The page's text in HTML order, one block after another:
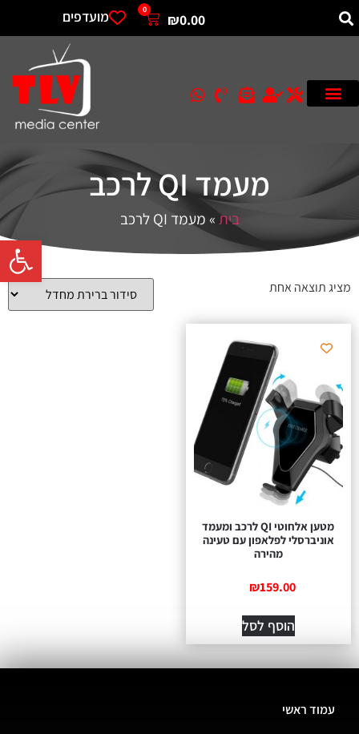
פתח
₪0.00
0 מועדפים
מעמד QI לרכב
בית»מעמד QI לרכב
מציג תוצאה אחת
מטען אלחוטי QI לרכב ומעמד
אוניברסלי לפלאפון עם טעינה
מהירה
₪159.00
הוסף לסל
עמוד ראשי